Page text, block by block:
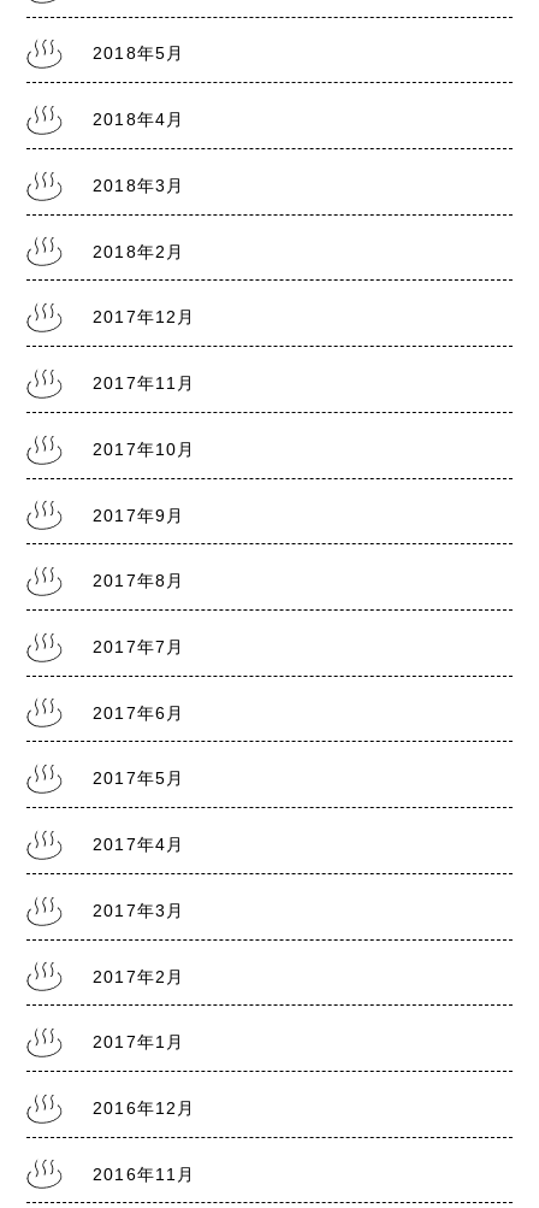
2018年5月
2018年4月
2018年3月
2018年2月
2017年12月
2017年11月
2017年10月
2017年9月
2017年8月
2017年7月
2017年6月
2017年5月
2017年4月
2017年3月
2017年2月
2017年1月
2016年12月
2016年11月